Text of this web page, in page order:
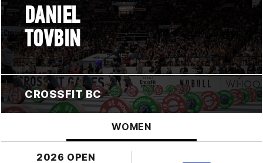
DANIEL
TOVBIN
CROSSFIT BC
WOMEN
2026 OPEN